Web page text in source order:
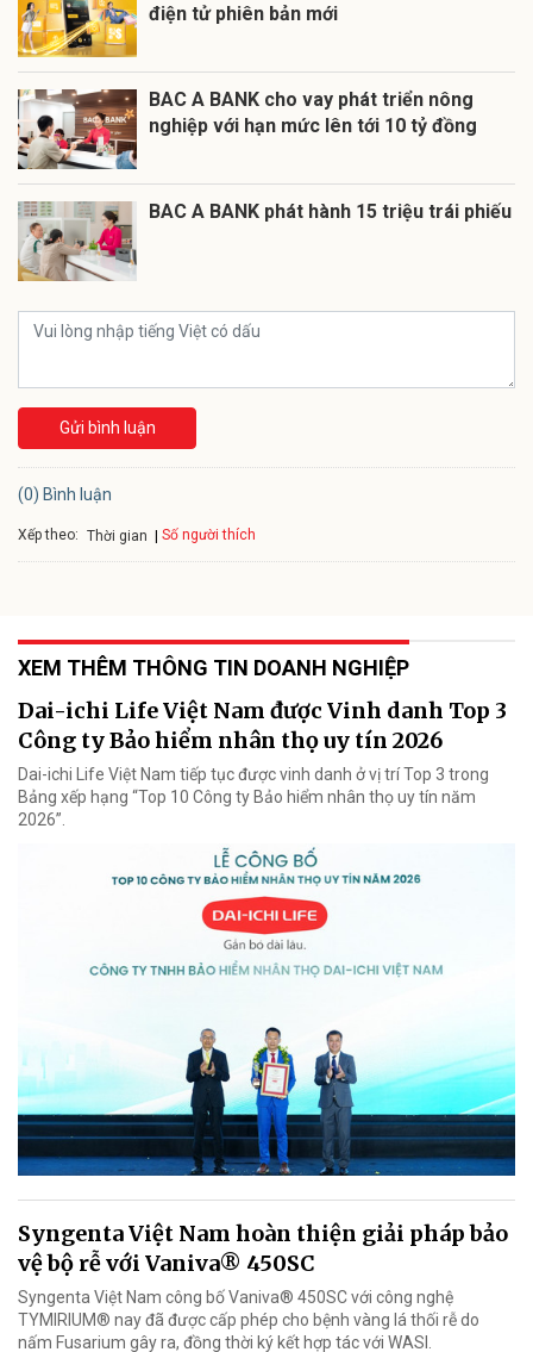
điện tử phiên bản mới
BAC A BANK cho vay phát triển nông
nghiệp với hạn mức lên tới 10 tỷ đồng
BAC A BANK phát hành 15 triệu trái phiếu
Gửi bình luận
(0) Bình luận
Xếp theo: Thời gian Số người thích
XEM THÊM THÔNG TIN DOANH NGHIỆP
Dai-ichi Life Việt Nam được Vinh danh Top 3
Công ty Bảo hiểm nhân thọ uy tín 2026
Dai-ichi Life Việt Nam tiếp tục được vinh danh ở vị trí Top 3 trong
Bảng xếp hạng “Top 10 Công ty Bảo hiểm nhân thọ uy tín năm
2026”.
Syngenta Việt Nam hoàn thiện giải pháp bảo
vệ bộ rễ với Vaniva® 450SC
Syngenta Việt Nam công bố Vaniva® 450SC với công nghệ
TYMIRIUM® nay đã được cấp phép cho bệnh vàng lá thối rễ do
nấm Fusarium gây ra, đồng thời ký kết hợp tác với WASI.